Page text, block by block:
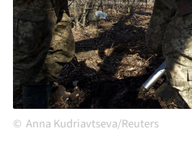
Anna Kudriavtseva/Reuters